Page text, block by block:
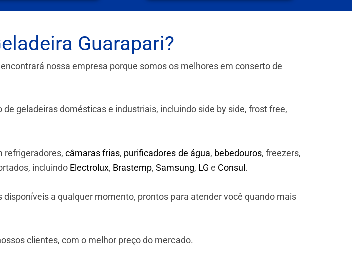
Guarapari?
encontrará nossa empresa porque somos os melhores em conserto de
geladeiras domésticas e industriais, incluindo side by side, frost free,
refrigeradores, câmaras frias, purificadores de água, bebedouros, freezers,
incluindo Electrolux, Brastemp, Samsung, LG e Consul .
a qualquer momento, prontos para atender você quando mais
clientes, com o melhor preço do mercado.